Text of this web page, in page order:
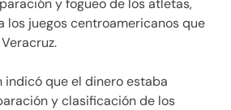
y fogueo de los atletas,
los juegos centroamericanos que
indicó que el dinero estaba
y clasificación de los